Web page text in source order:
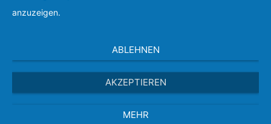
anzuzeigen.
ABLEHNEN
AKZEPTIEREN
MEHR